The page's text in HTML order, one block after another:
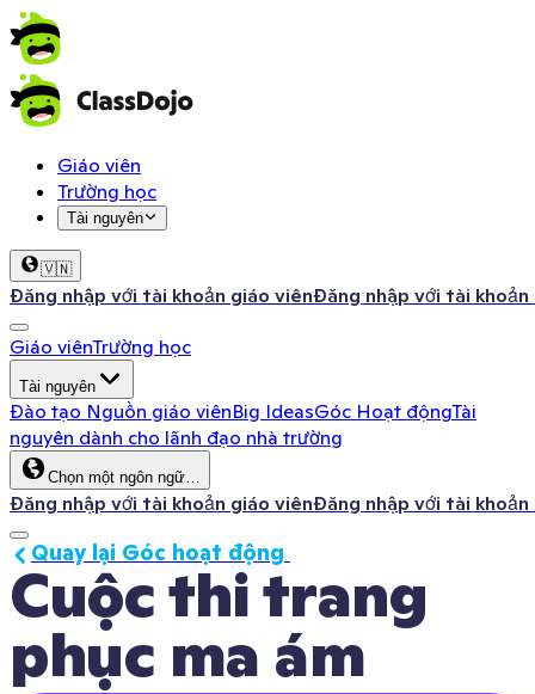
Giáo viên
Trường học
Tài nguyên
🇻🇳
Đăng nhập với tài khoản giáo viênĐăng nhập với tài khoản
Giáo viênTrường học
Tài nguyên
Đào tạo Nguồn giáo viênBig IdeasGóc Hoạt độngTài
nguyên dành cho lãnh đạo nhà trường
Chọn một ngôn ngữ…
Đăng nhập với tài khoản giáo viênĐăng nhập với tài khoản
Cuộc thi trang
phục ma ám
Quay lại Góc hoạt động